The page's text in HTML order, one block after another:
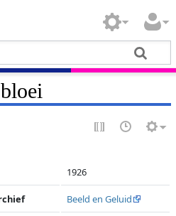
1926
Beeld en Geluid